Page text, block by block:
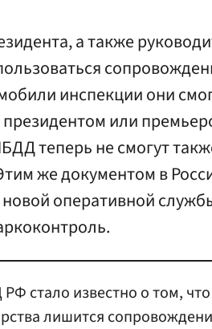
а также
инспекции они
президентом или
теперь не смогут
же документом в
новой оперативной
РФ стало известно о том,
лишится